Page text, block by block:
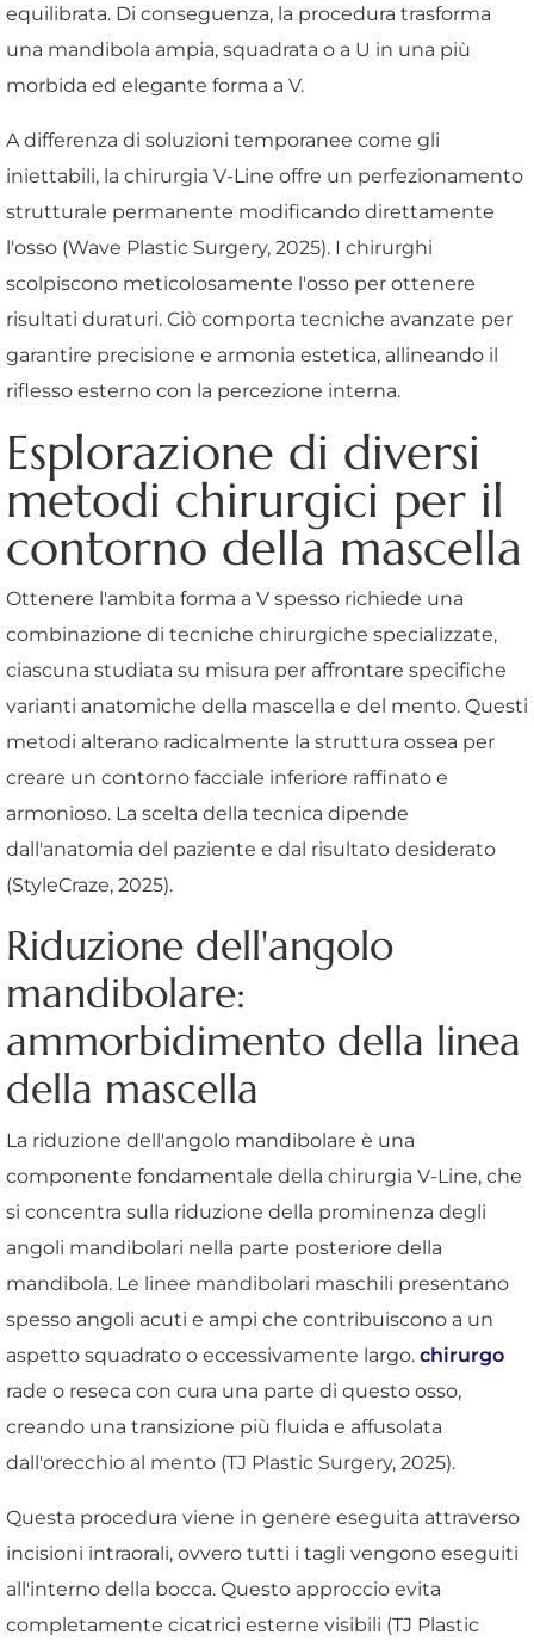
equilibrata. Di conseguenza, la procedura trasforma
una mandibola ampia, squadrata o a U in una più
morbida ed elegante forma a V.
A differenza di soluzioni temporanee come gli
iniettabili, la chirurgia V-Line offre un perfezionamento
strutturale permanente modificando direttamente
l'osso (Wave Plastic Surgery, 2025). I chirurghi
scolpiscono meticolosamente l'osso per ottenere
risultati duraturi. Ciò comporta tecniche avanzate per
garantire precisione e armonia estetica, allineando il
riflesso esterno con la percezione interna.
Esplorazione di diversi
metodi chirurgici per il
contorno della mascella
Ottenere l'ambita forma a V spesso richiede una
combinazione di tecniche chirurgiche specializzate,
ciascuna studiata su misura per affrontare specifiche
varianti anatomiche della mascella e del mento. Questi
metodi alterano radicalmente la struttura ossea per
creare un contorno facciale inferiore raffinato e
armonioso. La scelta della tecnica dipende
dall'anatomia del paziente e dal risultato desiderato
(StyleCraze, 2025).
Riduzione dell'angolo
mandibolare:
ammorbidimento della linea
della mascella
La riduzione dell'angolo mandibolare è una
componente fondamentale della chirurgia V-Line, che
si concentra sulla riduzione della prominenza degli
angoli mandibolari nella parte posteriore della
mandibola. Le linee mandibolari maschili presentano
spesso angoli acuti e ampi che contribuiscono a un
aspetto squadrato o eccessivamente largo. chirurgo
rade o reseca con cura una parte di questo osso,
creando una transizione più fluida e affusolata
dall'orecchio al mento (TJ Plastic Surgery, 2025).
Questa procedura viene in genere eseguita attraverso
incisioni intraorali, ovvero tutti i tagli vengono eseguiti
all'interno della bocca. Questo approccio evita
completamente cicatrici esterne visibili (TJ Plastic